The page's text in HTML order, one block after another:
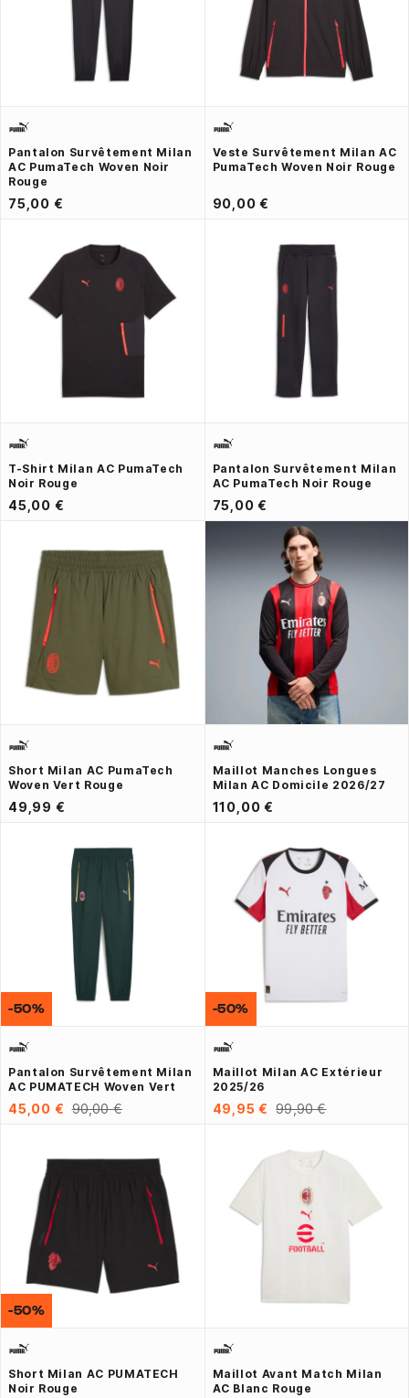
Pantalon Survêtement Milan
AC PumaTech Woven Noir
Rouge
75,00 €
Veste Survêtement Milan AC
PumaTech Woven Noir Rouge
90,00 €
T-Shirt Milan AC PumaTech
Noir Rouge
45,00 €
Pantalon Survêtement Milan
AC PumaTech Noir Rouge
75,00 €
Short Milan AC PumaTech
Woven Vert Rouge
49,99 €
Maillot Manches Longues
Milan AC Domicile 2026/27
110,00 €
Pantalon Survêtement Milan
AC PUMATECH Woven Vert
45,00 € 90,00 €
-50%
Maillot Milan AC Extérieur
2025/26
49,95 € 99,90 €
-50%
Short Milan AC PUMATECH
Noir Rouge
-50%
Maillot Avant Match Milan
AC Blanc Rouge